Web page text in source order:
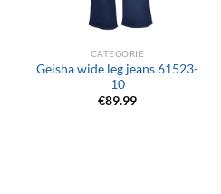
CATEGORIE
Geisha wide leg jeans 61523-
10
€89.99